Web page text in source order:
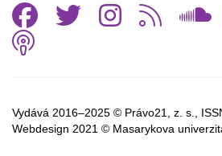
Vydává 2016–2025 © Právo21, z. s.,
Webdesign 2021 © Masarykova
Facebook
Twitter
RSS
Podcast